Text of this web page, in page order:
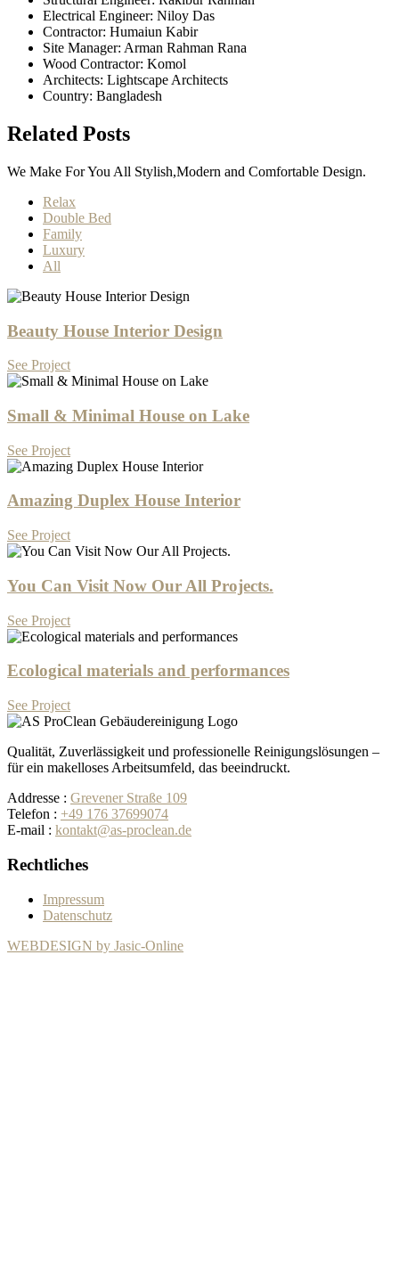
Electrical Engineer: Niloy Das
Contractor: Humaiun Kabir
Site Manager: Arman Rahman Rana
Wood Contractor: Komol
Architects: Lightscape Architects
Country: Bangladesh
Related Posts
We Make For You All Stylish,Modern and Comfortable Design.
Relax
Double Bed
Family
Luxury
All
Beauty House Interior Design
See Project
Small & Minimal House on Lake
See Project
Amazing Duplex House Interior
See Project
You Can Visit Now Our All Projects.
See Project
Ecological materials and performances
See Project
Qualität, Zuverlässigkeit und professionelle Reinigungslösungen –
für ein makelloses Arbeitsumfeld, das beeindruckt.
Addresse : Grevener Straße 109
Telefon : +49 176 37699074
E-mail : kontakt@as-proclean.de
Rechtliches
Impressum
Datenschutz
WEBDESIGN by Jasic-Online